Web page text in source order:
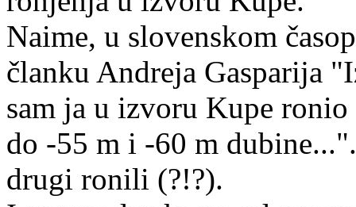
Naime, u slovenskom
članku Andreja Gasparija
sam ja u izvoru Kupe
do -55 m i -60 m
drugi ronili (?!?).